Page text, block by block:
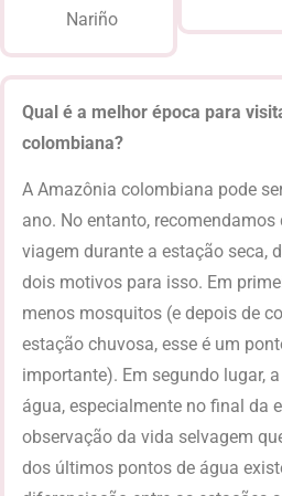
Nariño
Qual é a melhor época para
colombiana?
A Amazônia colombiana pode
ano. No entanto, recomendamos
viagem durante a estação seca,
dois motivos para isso. Em
menos mosquitos (e depois de
estação chuvosa, esse é um
importante). Em segundo lugar,
água, especialmente no final da
observação da vida selvagem
dos últimos pontos de água